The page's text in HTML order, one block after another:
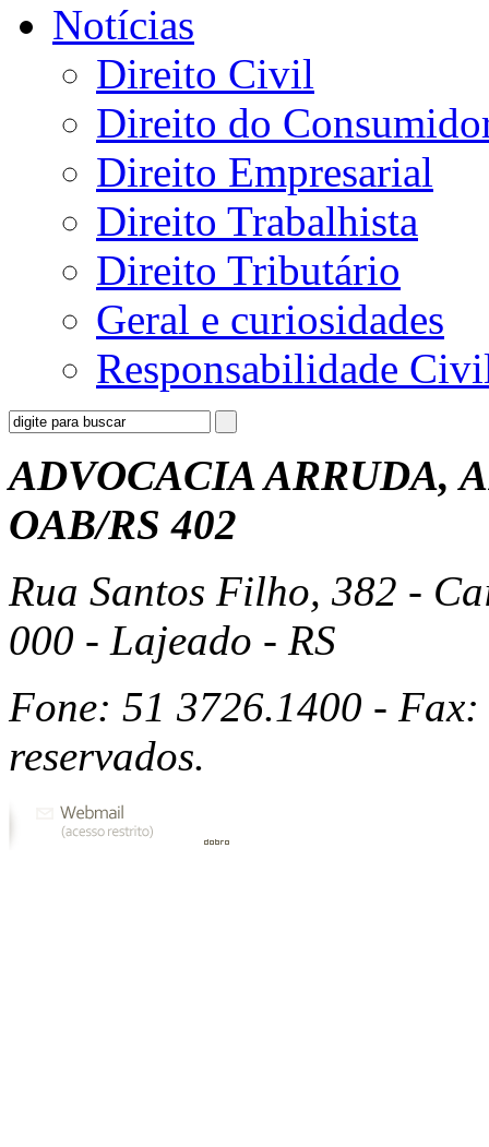
Notícias
Direito Civil
Direito do
Direito Empresarial
Direito Trabalhista
Direito Tributário
Geral e curiosidades
Responsabilidade
ADVOCACIA ARRUDA,
OAB/RS 402
Rua Santos Filho, 382 -
000 - Lajeado - RS
Fone: 51 3726.1400 -
reservados.